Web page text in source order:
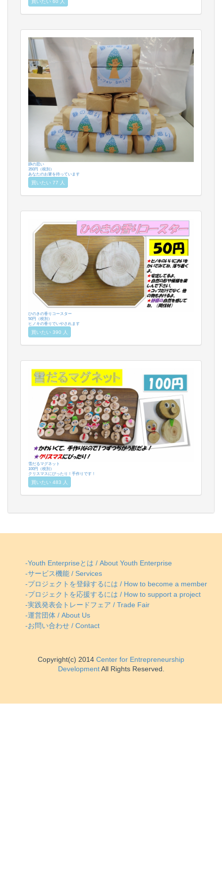
買いたい 60 人
静の思い
350円（税別）
あなたのお箸を待っています
買いたい 77 人
ひのきの香りコースター
50円（税別）
ヒノキの香りでいやされます
買いたい 390 人
雪だるマグネット
100円（税別）
クリスマスにぴったり！手作りです！
買いたい 483 人
-Youth Enterpriseとは / About Youth Enterprise
-サービス機能 / Services
-プロジェクトを登録するには / How to become a member
-プロジェクトを応援するには / How to support a project
-実践発表会トレードフェア / Trade Fair
-運営団体 / About Us
-お問い合わせ / Contact
Copyright(c) 2014 Center for Entrepreneurship
DevelopmentAll Rights Reserved.